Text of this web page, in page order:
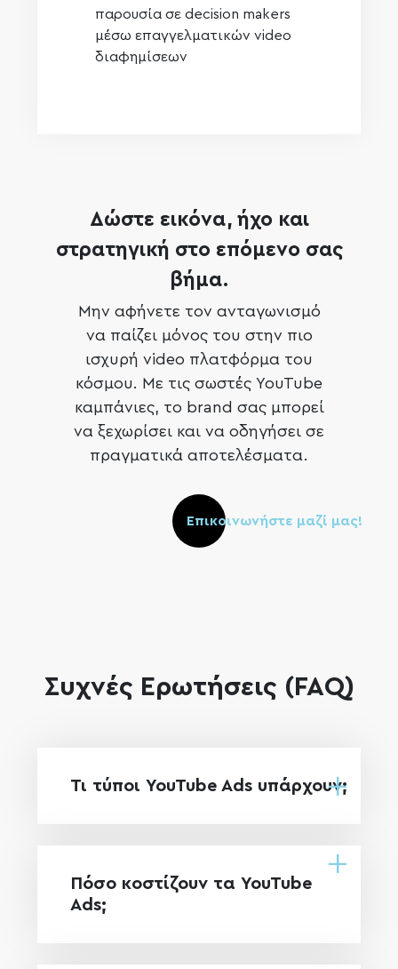
παρουσία σε decision makers
μέσω επαγγελματικών video
διαφημίσεων
Δώστε εικόνα, ήχο και
στρατηγική στο επόμενο σας
βήμα.
Μην αφήνετε τον ανταγωνισμό
να παίζει μόνος του στην πιο
ισχυρή video πλατφόρμα του
κόσμου. Με τις σωστές YouTube
καμπάνιες, το brand σας μπορεί
να ξεχωρίσει και να οδηγήσει σε
πραγματικά αποτελέσματα.
Επικοινωνήστε μαζί μας!
Συχνές Ερωτήσεις (FAQ)
Τι τύποι YouTube Ads υπάρχουν;
Πόσο κοστίζουν τα YouTube
Ads;